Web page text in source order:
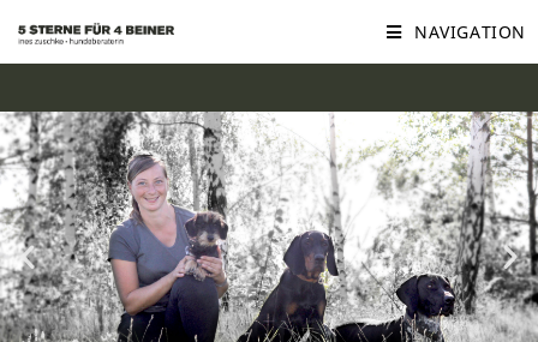
NAVIGATION